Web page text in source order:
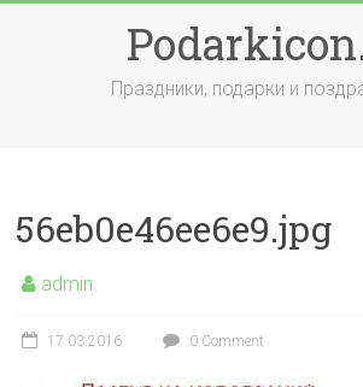
Праздники, подарки и
56eb0e46ee6e9.jpg
admin
17.03.2016 0 Comment